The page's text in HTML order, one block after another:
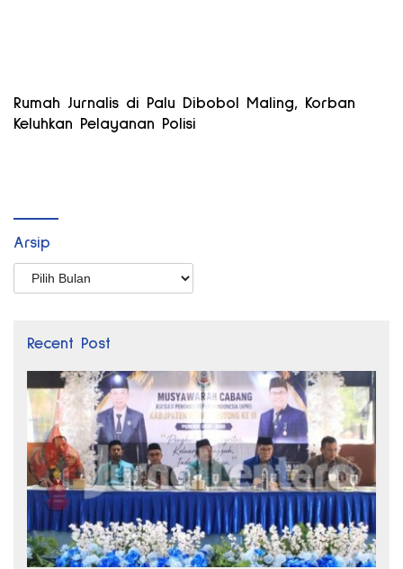
Rumah Jurnalis di Palu Dibobol Maling, Korban
Keluhkan Pelayanan Polisi
Arsip
Arsip
Recent Post